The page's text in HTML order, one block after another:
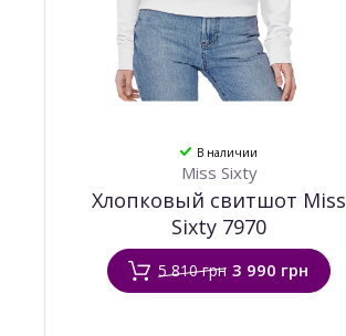
В наличии
Miss Sixty
Хлопковый свитшот Miss
Sixty 7970
5 810 грн 3 990 грн